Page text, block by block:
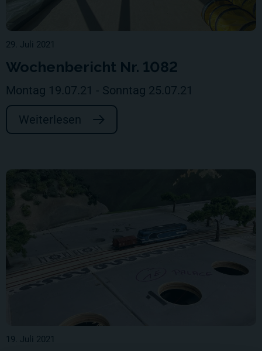
29. Juli 2021
Wochenbericht Nr. 1082
Montag 19.07.21 - Sonntag 25.07.21
Weiterlesen
19. Juli 2021